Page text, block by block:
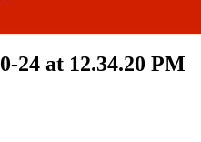
24 at 12.34.20 PM